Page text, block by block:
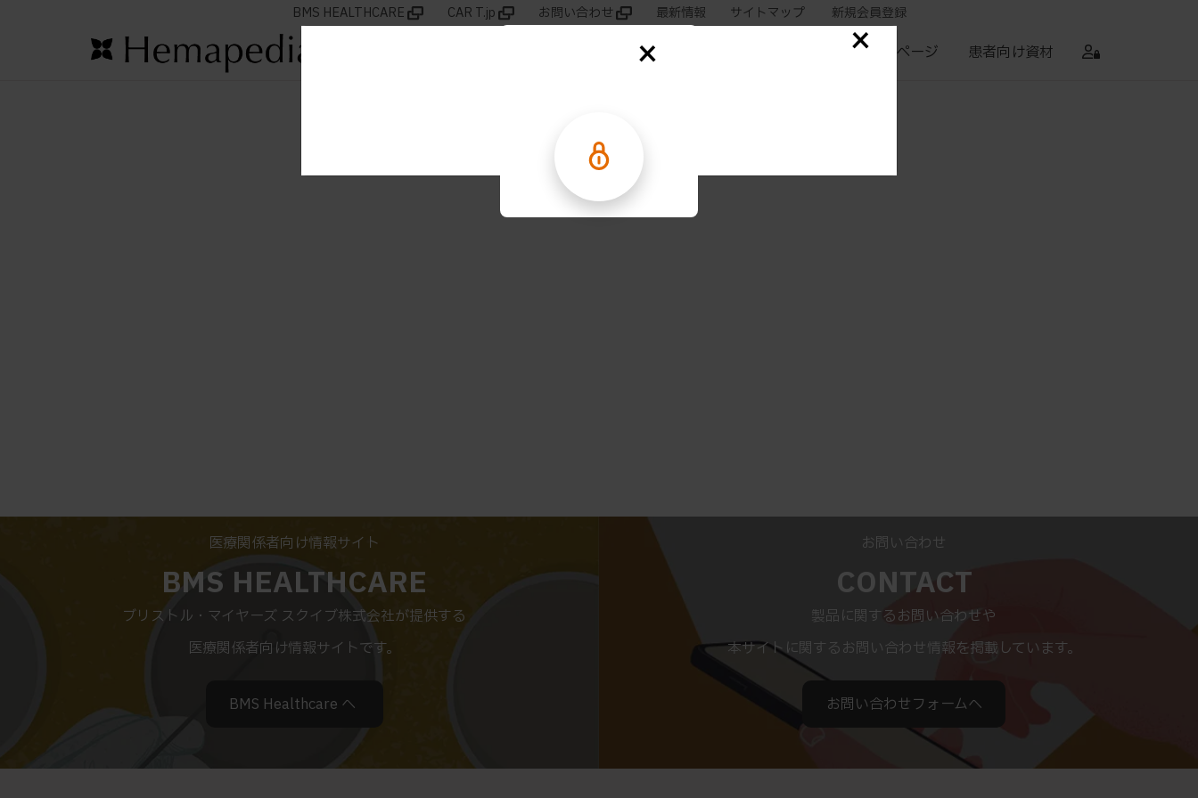
BMS HEALTHCARE CAR T.jp お問い合わせ 最新情報 サイトマップ 新規会員登録
製品基本情報 特設ページ 患者向け資材
医療関係者向け情報サイト
BMS HEALTHCARE
ブリストル・マイヤーズ スクイブ株式会社が提供する
医療関係者向け情報サイトです。
BMS Healthcare へ
お問い合わせ
CONTACT
製品に関するお問い合わせや
本サイトに関するお問い合わせ情報を掲載しています。
お問い合わせフォームへ